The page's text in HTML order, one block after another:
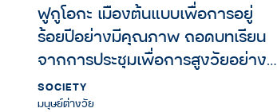
ฟูกูโอกะ เมืองต้นแบบเพื่อการอยู่
ร้อยปีอย่างมีคุณภาพ ถอดบทเรียน
จากการประชุมเพื่อการสูงวัยอย่างมี
พลังแห่งเอเชียแปซิฟิก ครั้งที่ 20
SOCIETY
มนุษย์ต่างวัย